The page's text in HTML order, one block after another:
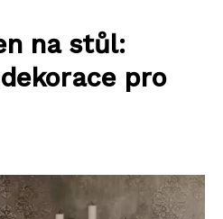
na stůl:
pro